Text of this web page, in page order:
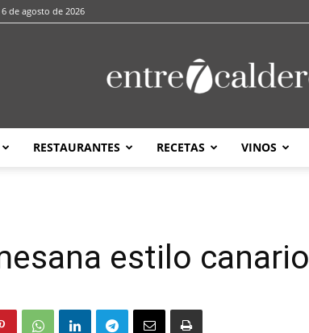
de agosto de 2026
entre7calderos
RESTAURANTES RECETAS VINOS
estilo canario